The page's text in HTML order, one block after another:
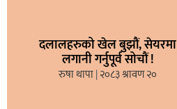
दलालहरुको खेल बुझौं, सेयरमा
लगानी गर्नुपूर्व सोचौं !
रुषा थापा २०८३ श्रावण २०